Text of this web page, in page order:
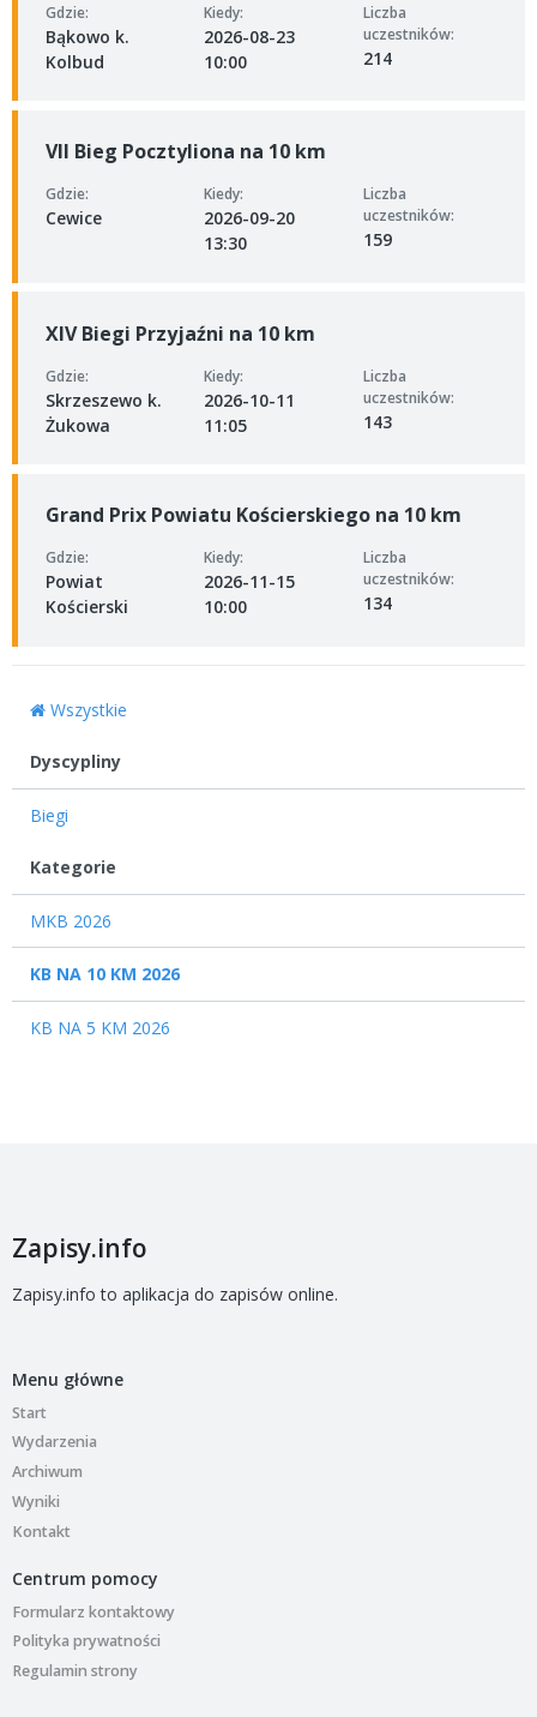
Gdzie:
Bąkowo k.
Kolbud
Kiedy:
2026-08-23
10:00
Liczba
uczestników:
214
VII Bieg Pocztyliona na 10 km
Gdzie:
Cewice
Kiedy:
2026-09-20
13:30
Liczba
uczestników:
159
XIV Biegi Przyjaźni na 10 km
Gdzie:
Skrzeszewo k.
Żukowa
Kiedy:
2026-10-11
11:05
Liczba
uczestników:
143
Grand Prix Powiatu Kościerskiego na 10 km
Gdzie:
Powiat
Kościerski
Kiedy:
2026-11-15
10:00
Liczba
uczestników:
134
Wszystkie
Dyscypliny
Biegi
Kategorie
MKB 2026
KB NA 10 KM 2026
KB NA 5 KM 2026
Zapisy.info
Zapisy.info to aplikacja do zapisów online.
Menu główne
Start
Wydarzenia
Archiwum
Wyniki
Kontakt
Centrum pomocy
Formularz kontaktowy
Polityka prywatności
Regulamin strony